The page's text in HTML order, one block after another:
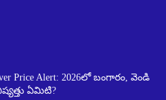
Price Alert: 2026లో బంగారం, వెండి
ఏమిటి?